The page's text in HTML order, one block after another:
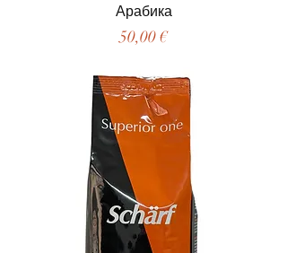
Арабика
Цена
50,00 €